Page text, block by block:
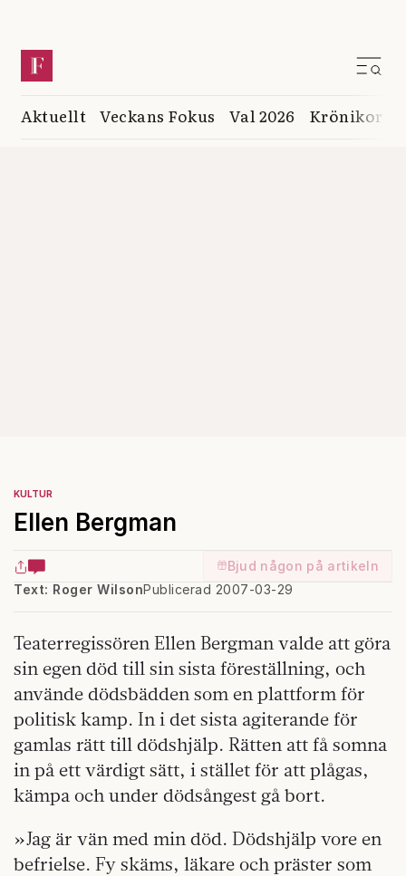
Aktuellt Veckans Fokus Val 2026 Krönikor
KULTUR
Ellen Bergman
Bjud någon på artikeln
Text: Roger WilsonPublicerad 2007-03-29
Teaterregissören Ellen Bergman valde att göra
sin egen död till sin sista föreställning, och
använde dödsbädden som en plattform för
politisk kamp. In i det sista agiterande för
gamlas rätt till dödshjälp. Rätten att få somna
in på ett värdigt sätt, i stället för att plågas,
kämpa och under dödsångest gå bort.
»Jag är vän med min död. Dödshjälp vore en
befrielse. Fy skäms, läkare och präster som